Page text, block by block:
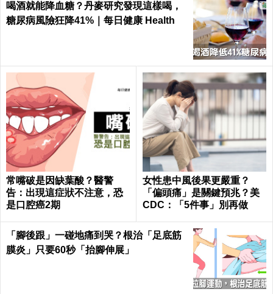
喝酒就能降血糖？丹麥研究發現這樣喝，
糖尿病風險狂降41%｜每日健康 Health
常嘴破是因缺葉酸？醫警
告：出現這症狀不注意，恐
是口腔癌2期
女性患中風後果更嚴重？
「偏頭痛」是關鍵預兆？美
CDC：「5件事」別再做
「腳後跟」一碰地痛到哭？根治「足底筋
膜炎」只要60秒「抬腳伸展」